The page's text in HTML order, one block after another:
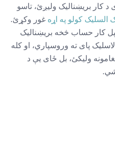
بریښنالیک ولیږئ، تاسو
السلیک کولو په اړه غور وکړئ.
کار حساب څخه بریښناليک
پای ته وروسپاري، او کله
ولیکئ، بل ځای یې د